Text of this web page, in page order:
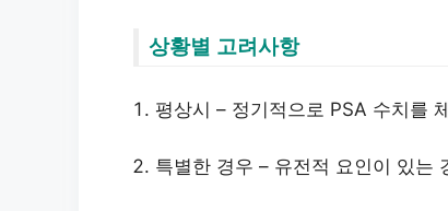
상황별 고려사항
평상시 – 정기적으로 PSA 수치를
특별한 경우 – 유전적 요인이 있는